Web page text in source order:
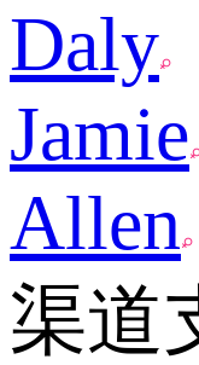
Daly
Jamie
Allen
渠道